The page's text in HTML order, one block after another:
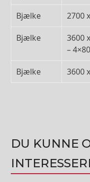
Bjælke 2700
Bjælke
3600
–
Bjælke 3600
DU KUNNE